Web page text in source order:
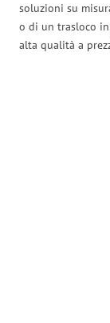
soluzioni su
o di un trasloco
alta qualità a